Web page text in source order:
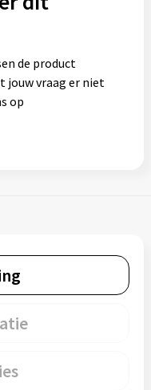
de product
jouw vraag er niet
op